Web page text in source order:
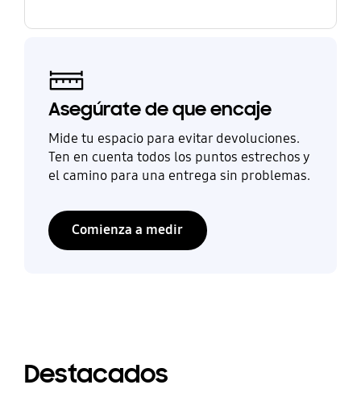
Asegúrate de que encaje
Mide tu espacio para evitar devoluciones.
Ten en cuenta todos los puntos estrechos y
el camino para una entrega sin problemas.
Comienza a medir
Destacados